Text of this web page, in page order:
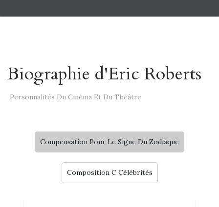
Biographie d'Eric Roberts
Personnalités Du Cinéma Et Du Théâtre
Compensation Pour Le Signe Du Zodiaque
Composition C Célébrités